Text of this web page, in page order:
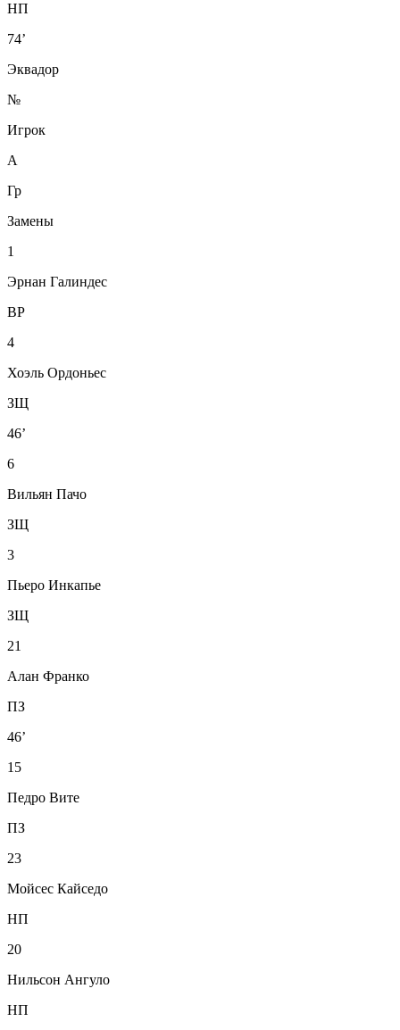
НП
74’
Эквадор
№
Игрок
А
Гр
Замены
1
Эрнан Галиндес
ВР
4
Хоэль Ордоньес
ЗЩ
46’
6
Вильян Пачо
ЗЩ
3
Пьеро Инкапье
ЗЩ
21
Алан Франко
ПЗ
46’
15
Педро Вите
ПЗ
23
Мойсес Кайседо
НП
20
Нильсон Ангуло
НП